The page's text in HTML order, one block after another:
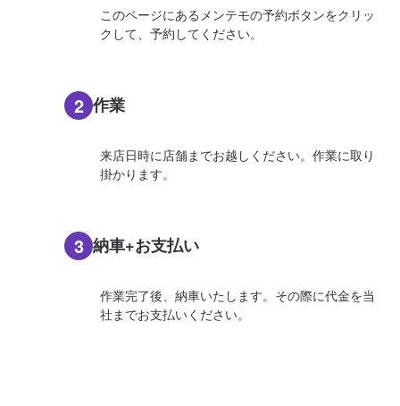
このページにあるメンテモの予約ボタンをクリッ
クして、予約してください。
2 作業
来店日時に店舗までお越しください。作業に取り
掛かります。
3 納車+お支払い
作業完了後、納車いたします。その際に代金を当
社までお支払いください。